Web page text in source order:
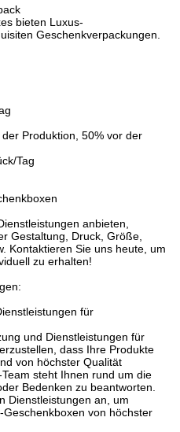
bieten Luxus-
Geschenkverpackungen.
Produktion, 50% vor der
Tag
anbieten,
Gestaltung, Druck, Größe,
Kontaktieren Sie uns heute, um
zu erhalten!
für
und Dienstleistungen für
dass Ihre Produkte
von höchster Qualität
steht Ihnen rund um die
Bedenken zu beantworten.
Dienstleistungen an, um
von höchster